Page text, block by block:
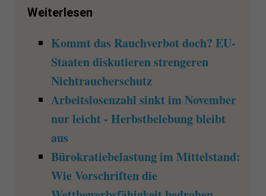
Weiterlesen
Kommt das Rauchverbot doch? EU-
Staaten diskutieren strengeren
Nichtraucherschutz
Arbeitslosenzahl sinkt im November
nur leicht - Herbstbelebung bleibt
aus
Bürokratiebelastung im Mittelstand:
Wie Vorschriften die